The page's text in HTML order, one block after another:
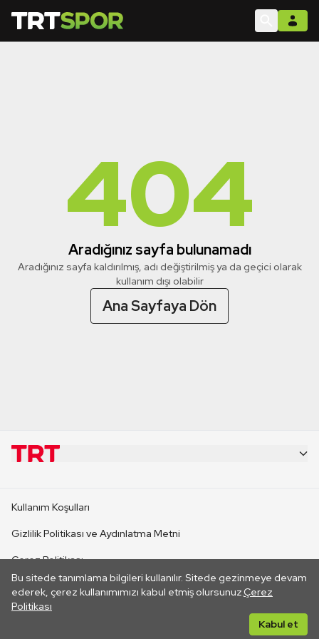
404
Aradığınız sayfa bulunamadı
Aradığınız sayfa kaldırılmış, adı değiştirilmiş ya da geçici olarak
kullanım dışı olabilir
Ana Sayfaya Dön
Bu sitede tanımlama bilgileri kullanılır. Sitede gezinmeye devam
ederek, çerez kullanımımızı kabul etmiş olursunuz.Çerez
Politikası
Kabul et
CANLI YAYINLAR
Kullanım Koşulları
Gizlilik Politikası ve Aydınlatma Metni
Çerez Politikası
İletişim
Her hakkı saklıdır. ©2026 TRT. Bağlantı yoluyla gidilen dış